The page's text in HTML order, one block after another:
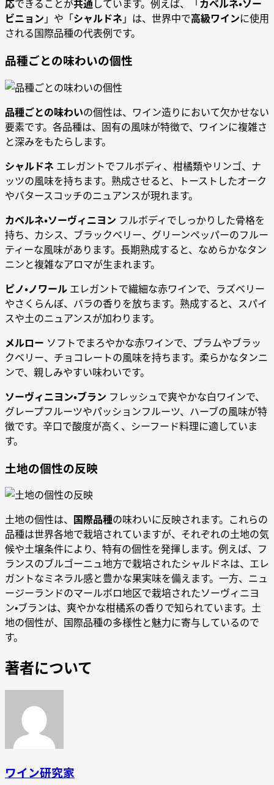
応できることが共通しています。例えば、「 カベルネ・ソー
ビニョン 」や「シャルドネ 」は、世界中で高級ワインに使用
される国際品種の代表例です。
品種ごとの味わいの個性
品種ごとの味わいの個性は、ワイン造りにおいて欠かせない
要素です。各品種は、固有の風味が特徴で、ワインに複雑さ
と深みをもたらします。
シャルドネ エレガントでフルボディ、柑橘類やリンゴ、ナ
ッツの風味を持ちます。熟成させると、トーストしたオーク
やバタースコッチのニュアンスが現れます。
カベルネ・ソーヴィニヨン フルボディでしっかりした骨格を
持ち、カシス、ブラックベリー、グリーンペッパーのフルー
ティーな風味があります。長期熟成すると、なめらかなタン
ニンと複雑なアロマが生まれます。
ピノ・ノワール エレガントで繊細な赤ワインで、ラズベリー
やさくらんぼ、バラの香りを放ちます。熟成すると、スパイ
スや土のニュアンスが加わります。
メルロー ソフトでまろやかな赤ワインで、プラムやブラッ
クベリー、チョコレートの風味を持ちます。柔らかなタンニ
ンで、親しみやすい味わいです。
ソーヴィニヨン・ブラン フレッシュで爽やかな白ワインで、
グレープフルーツやパッションフルーツ、ハーブの風味が特
徴です。辛口で酸度が高く、シーフード料理に適していま
す。
土地の個性の反映
土地の個性は、 国際品種の味わいに反映されます。これらの
品種は世界各地で栽培されていますが、それぞれの土地の気
候や土壌条件により、特有の個性を発揮します。例えば、フ
ランスのブルゴーニュ地方で栽培されたシャルドネは、エレ
ガントなミネラル感と豊かな果実味を備えます。一方、ニュ
ージーランドのマールボロ地区で栽培されたソーヴィニヨ
ン・ブランは、爽やかな柑橘系の香りで知られています。土
地の個性が、国際品種の多様性と魅力に寄与しているので
す。
著者について
ワイン研究家